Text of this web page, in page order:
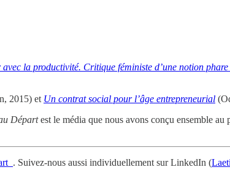
la productivité. Critique féministe d’une notion
2015) et Un contrat social pour l’âge entrepreneurial
Départest le média que nous avons conçu ensemble
. Suivez-nous aussi individuellement sur LinkedIn (